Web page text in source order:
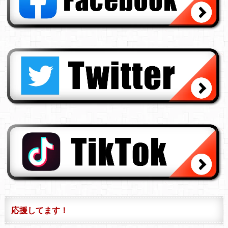
応援してます！